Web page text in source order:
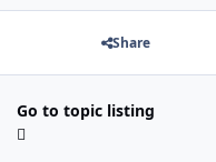
Share
Go to topic listing